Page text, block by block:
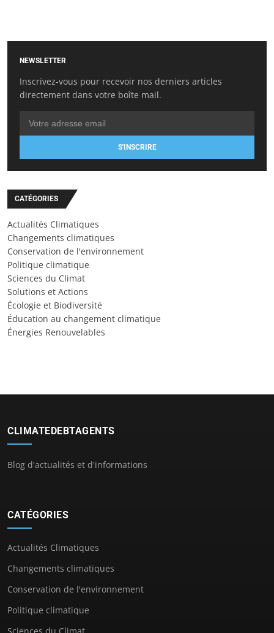
NEWSLETTER
Inscrivez-vous pour recevoir nos derniers articles
directement dans votre boîte mail.
S'INSCRIRE
CATÉGORIES
Actualités Climatiques
Changements climatiques
Conservation de l'environnement
Politique climatique
Sciences du Climat
Solutions et Actions
Écologie et Biodiversité
Éducation au changement climatique
Énergies Renouvelables
CLIMATEDEBTAGENTS
Blog d'actualités et d'informations
CATÉGORIES
Actualités Climatiques
Changements climatiques
Conservation de l'environnement
Politique climatique